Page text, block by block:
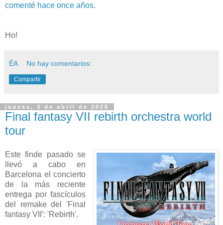
comenté hace once años.
Ho!
ÉA No hay comentarios:
Compartir
jueves, 3 de abril de 2025
Final fantasy VII rebirth orchestra world
tour
Este finde pasado se
llevó a cabo en
Barcelona el concierto
de la más reciente
entrega por fascículos
del remake del 'Final
fantasy VII': 'Rebirth'.